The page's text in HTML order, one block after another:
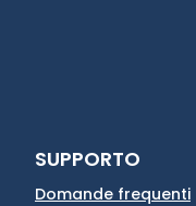
SUPPORTO
Domande frequenti